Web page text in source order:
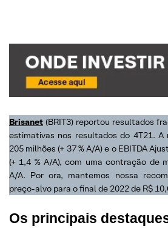
Brisanet (BRIT3) reportou resultados
estimativas nos resultados do 4T21.
205 milhões (+ 37 % A/A) e o EBITDA
(+ 1,4 % A/A), com uma contração de
A/A. Por ora, mantemos nossa
preço-alvo para o final de 2022 de R$
Os principais